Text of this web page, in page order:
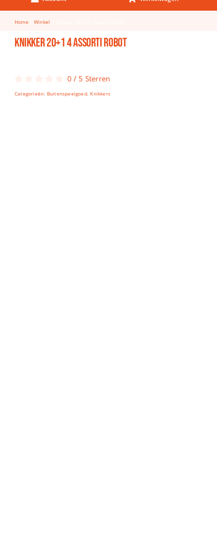
Keuken & Tafelen
Kinderfietsen
Knutselen
Spellen
Home Winkel
Knikker 20+1 4 Assorti Robot
0 / 5 Sterren
Categorieën: Buitenspeelgoed, Knikkers